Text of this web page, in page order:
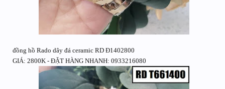
đồng hồ Rado dây đá ceramic RD Đ1402800
GIÁ: 2800K - ĐẶT HÀNG NHANH: 0933216080